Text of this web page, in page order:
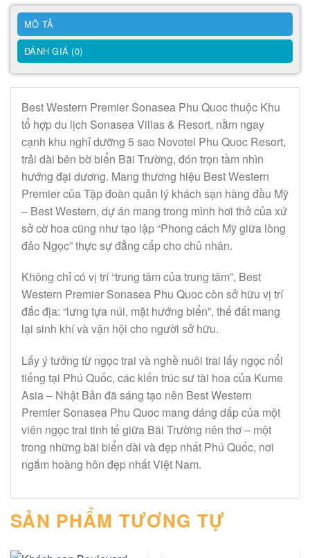
MÔ TẢ
ĐÁNH GIÁ (0)
Best Western Premier Sonasea Phu Quoc thuộc Khu
tổ hợp du lịch Sonasea Villas & Resort, nằm ngay
cạnh khu nghỉ dưỡng 5 sao Novotel Phu Quoc Resort,
trải dài bên bờ biển Bãi Trường, đón trọn tầm nhìn
hướng đại dương. Mang thương hiệu Best Western
Premier của Tập đoàn quản lý khách sạn hàng đầu Mỹ
– Best Western, dự án mang trong mình hơi thở của xứ
sở cờ hoa cũng như tạo lập “Phong cách Mỹ giữa lòng
đảo Ngọc” thực sự đẳng cấp cho chủ nhân.
Không chỉ có vị trí “trung tâm của trung tâm”, Best
Western Premier Sonasea Phu Quoc còn sở hữu vị trí
đắc địa: “lưng tựa núi, mặt hướng biển”, thế đất mang
lại sinh khí và vận hội cho người sở hữu.
Lấy ý tưởng từ ngọc trai và nghề nuôi trai lấy ngọc nổi
tiếng tại Phú Quốc, các kiến trúc sư tài hoa của Kume
Asia – Nhật Bản đã sáng tạo nên Best Western
Premier Sonasea Phu Quoc mang dáng dấp của một
viên ngọc trai tinh tế giữa Bãi Trường nên thơ – một
trong những bãi biển dài và đẹp nhất Phú Quốc, nơi
ngắm hoàng hôn đẹp nhất Việt Nam.
SẢN PHẨM TƯƠNG TỰ